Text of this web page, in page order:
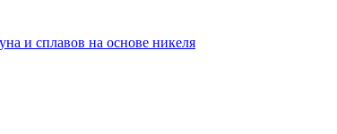
и сплавов на основе никеля